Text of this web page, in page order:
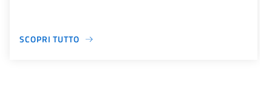
SCOPRI TUTTO